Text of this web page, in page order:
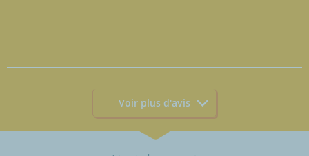
Voir plus d'avis